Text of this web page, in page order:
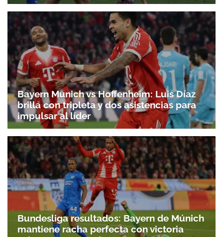
Bayern Munich vs Hoffenheim: Luis Díaz
brilla con tripleta y dos asistencias para
impulsar al líder
Bundesliga resultados: Bayern de Múnich
mantiene racha perfecta con victoria